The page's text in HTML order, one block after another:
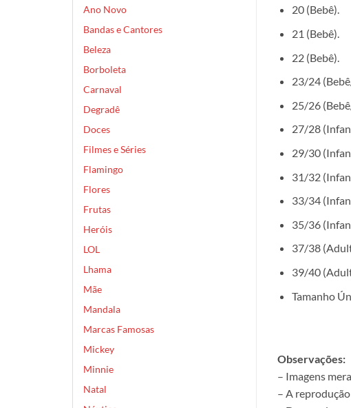
Ano Novo
Bandas e Cantores
Beleza
Borboleta
Carnaval
Degradê
Doces
Filmes e Séries
Flamingo
Flores
Frutas
Heróis
LOL
Lhama
Mãe
Mandala
Marcas Famosas
Mickey
Minnie
Natal
20 (Bebê).
21 (Bebê).
22 (Bebê).
23/24
25/26
27/28
29/30
31/32
33/34
35/36
37/38
39/40
Tamanho
Observações:
– Imagens
– A